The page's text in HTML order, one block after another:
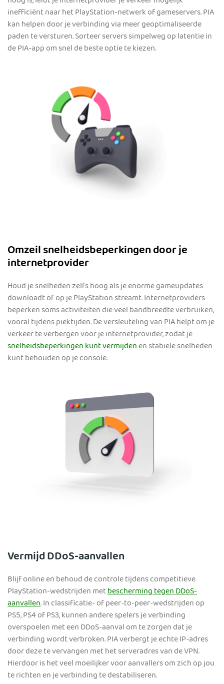
inefficiënt naar het PlayStation-netwerk of gameservers. PIA
kan helpen door je verbinding via meer geoptimaliseerde
paden te versturen. Sorteer servers simpelweg op latentie in
de PIA-app om snel de beste optie te kiezen.
Omzeil snelheidsbeperkingen door je
internetprovider
Houd je snelheden zelfs hoog als je enorme gameupdates
downloadt of op je PlayStation streamt. Internetproviders
beperken soms activiteiten die veel bandbreedte verbruiken,
vooral tijdens piektijden. De versleuteling van PIA helpt om je
verkeer te verbergen voor je internetprovider, zodat je
snelheidsbeperkingen kunt vermijdenen stabiele snelheden
kunt behouden op je console.
Vermijd DDoS-aanvallen
Blijf online en behoud de controle tijdens competitieve
PlayStation-wedstrijden metbescherming tegen DDoS-
aanvallen. In classificatie- of peer-to-peer-wedstrijden op
PS5, PS4 of PS3, kunnen andere spelers je verbinding
overspoelen met een DDoS-aanval om te zorgen dat je
verbinding wordt verbroken. PIA verbergt je echte IP-adres
door deze te vervangen met het serveradres van de VPN.
Hierdoor is het veel moeilijker voor aanvallers om zich op jou
te richten en je verbinding te destabiliseren.